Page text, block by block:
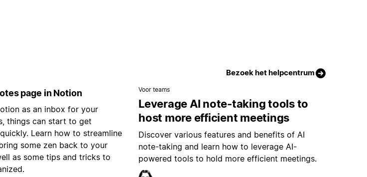
Bezoek het helpcentrum
page in Notion
as an inbox for your
things can start to get
Learn how to streamline
some zen back to your
as some tips and tricks to
Voor teams
Leverage AI note-taking tools to
host more efficient meetings
Discover various features and benefits of AI
note-taking and learn how to leverage AI-
powered tools to hold more efficient meetings.